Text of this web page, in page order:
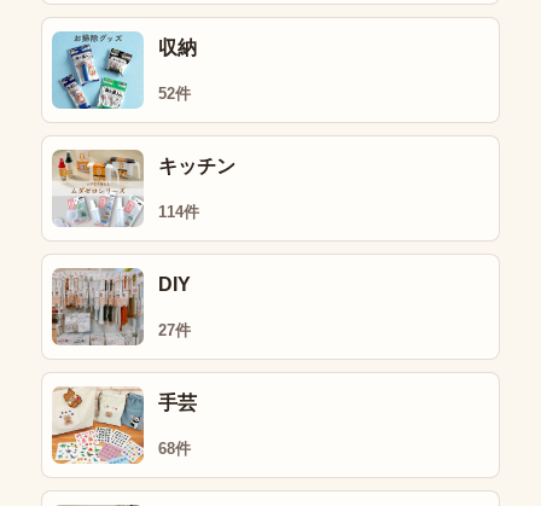
収納
52件
キッチン
114件
DIY
27件
手芸
68件